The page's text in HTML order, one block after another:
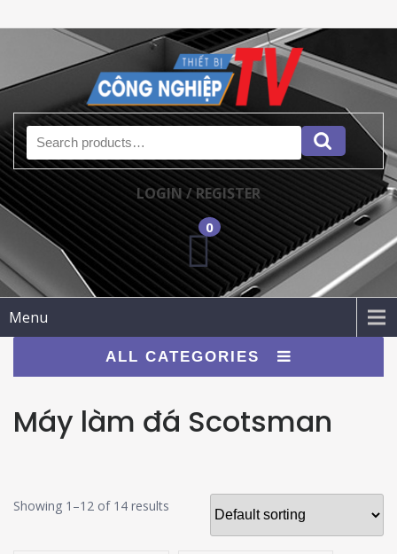
Search for:
LOGIN / REGISTER
0
Menu
ALL CATEGORIES
Máy làm đá Scotsman
Showing 1–12 of 14 results